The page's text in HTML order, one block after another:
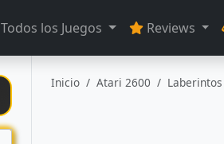
Todos los Juegos Reviews
Inicio Atari 2600 Laberintos